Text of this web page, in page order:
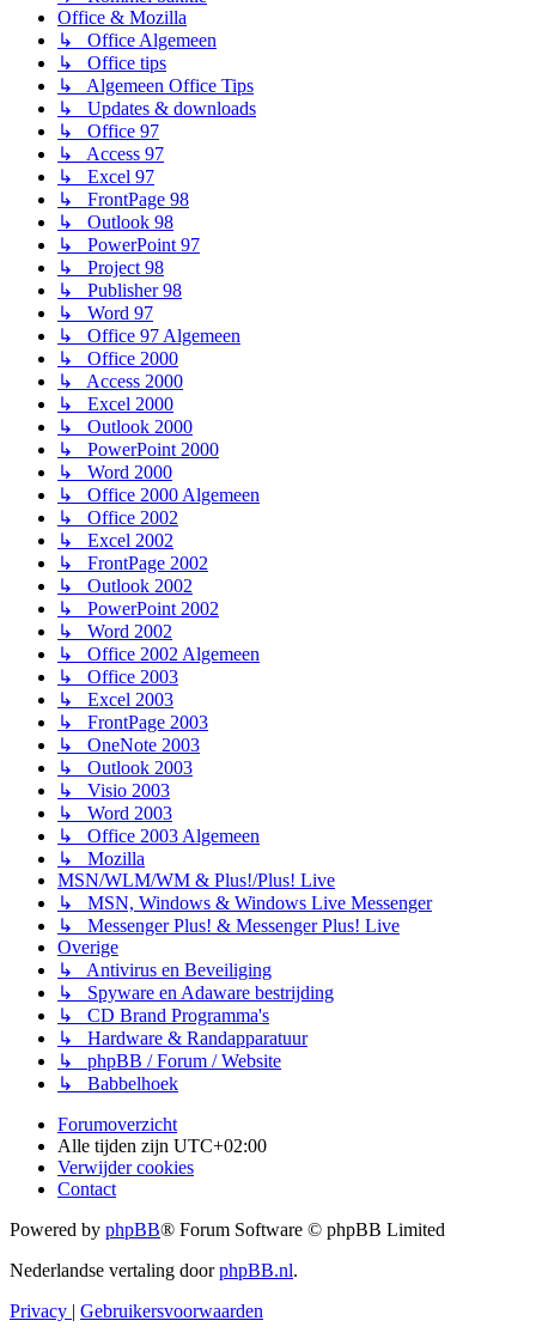
Office & Mozilla
↳ Office Algemeen
↳ Office tips
↳ Algemeen Office Tips
↳ Updates & downloads
↳ Office 97
↳ Access 97
↳ Excel 97
↳ FrontPage 98
↳ Outlook 98
↳ PowerPoint 97
↳ Project 98
↳ Publisher 98
↳ Word 97
↳ Office 97 Algemeen
↳ Office 2000
↳ Access 2000
↳ Excel 2000
↳ Outlook 2000
↳ PowerPoint 2000
↳ Word 2000
↳ Office 2000 Algemeen
↳ Office 2002
↳ Excel 2002
↳ FrontPage 2002
↳ Outlook 2002
↳ PowerPoint 2002
↳ Word 2002
↳ Office 2002 Algemeen
↳ Office 2003
↳ Excel 2003
↳ FrontPage 2003
↳ OneNote 2003
↳ Outlook 2003
↳ Visio 2003
↳ Word 2003
↳ Office 2003 Algemeen
↳ Mozilla
MSN/WLM/WM & Plus!/Plus! Live
↳ MSN, Windows & Windows Live Messenger
↳ Messenger Plus! & Messenger Plus! Live
Overige
↳ Antivirus en Beveiliging
↳ Spyware en Adaware bestrijding
↳ CD Brand Programma's
↳ Hardware & Randapparatuur
↳ phpBB / Forum / Website
↳ Babbelhoek
Forumoverzicht
Alle tijden zijn UTC+02:00
Verwijder cookies
Contact
Powered by phpBB® Forum Software © phpBB Limited
Nederlandse vertaling doorphpBB.nl.
Privacy | Gebruikersvoorwaarden